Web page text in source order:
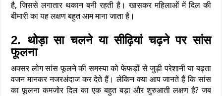
है, जिससे लगातार थकान बनी रहती है। खासकर महिलाओं में दिल की
बीमारी का यह लक्षण बहुत आम माना जाता है।
2. थोड़ा सा चलने या सीढ़ियां चढ़ने पर सांस
फूलना
अक्सर लोग सांस फूलने की समस्या को फेफड़ों से जुड़ी परेशानी या बढ़ता
वजन मानकर नजरअंदाज कर देते हैं। लेकिन क्या आप जानते हैं कि सांस
का फूलना कमजोर दिल का एक बहुत बड़ा और शुरुआती लक्षण है? जब